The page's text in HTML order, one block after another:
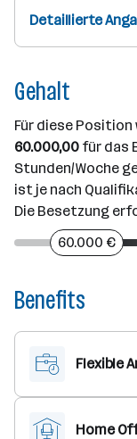
Detaillierte
Gehalt
Für diese
60.000,00 für das
Stunden/Woche
ist je nach
Die Besetzung
60.000 €
Benefits
Flexible
Home